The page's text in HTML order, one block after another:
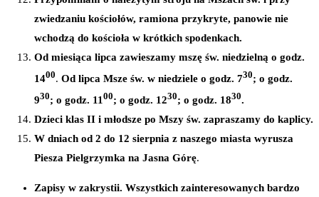
zwiedzaniu kościołów, ramiona przykryte, panowie nie
wchodzą do kościoła w krótkich spodenkach.
Od miesiąca lipca zawieszamy mszę św. niedzielną o godz.
1400. Od lipca Msze św. w niedziele o godz. 730; o godz.
930; o godz. 1100; o godz. 1230; o godz. 1830.
Dzieci klas II i młodsze po Mszy św. zapraszamy do kaplicy.
W dniach od 2 do 12 sierpnia z naszego miasta wyrusza
Piesza Pielgrzymka na Jasna Górę.
Zapisy w zakrystii. Wszystkich zainteresowanych bardzo